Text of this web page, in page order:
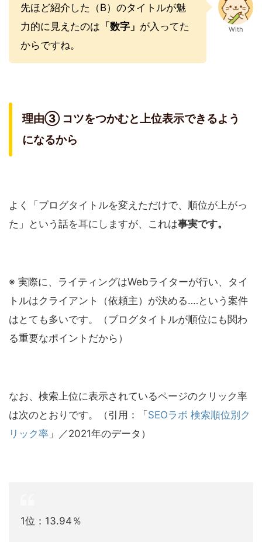
先ほど紹介した（B）のタイトルが魅
力的に見えたのは 「数字」 が入ってた
からですね。
With
理由③ コツをつかむと上位表示できるよう
になるから
よく「ブログタイトルを変えただけで、順位が上がっ
た」という話を耳にしますが、これは事実です。
※ 実際に、ライティングはWebライターが行い、タイ
トルはクライアント（依頼主）が決める‥‥という案件
はとても多いです。（ブログタイトルが順位にも関わ
る重要なポイントだから）
なお、検索上位に表示されているページのクリック率
は次のとおりです。（引用：「 SEOラボ 検索順位別ク
リック率 」／2021年のデータ）
1位：13.94％